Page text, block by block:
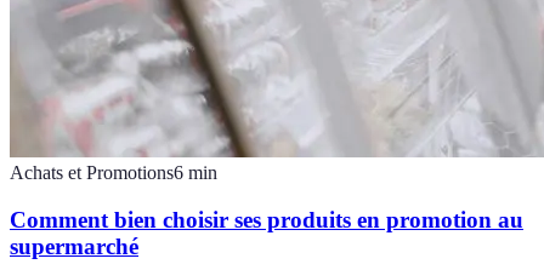
Achats et Promotions6 min
Comment bien choisir ses produits en promotion au
supermarché